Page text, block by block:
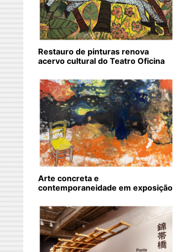
Restauro de pinturas renova
acervo cultural do Teatro Oficina
Arte concreta e
contemporaneidade em exposição